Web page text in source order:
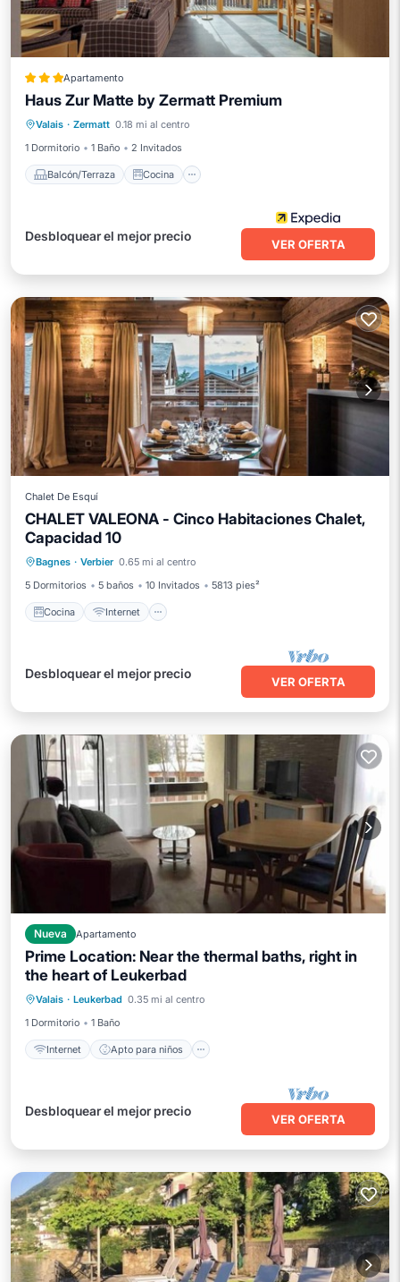
Apartamento
Haus Zur Matte by Zermatt Premium
Valais · Zermatt 0.18 mi al centro
1 Dormitorio
1 Baño 2 Invitados
Balcón/Terraza Cocina
Balcón/Terraza Cocina
Internet
Apto para niños
Desbloquear el mejor precio
VER OFERTA
Chalet De Esquí
CHALET VALEONA - Cinco Habitaciones Chalet,
Capacidad 10
Bagnes · Verbier 0.65 mi al centro
5 Dormitorios
5 baños 10 Invitados 5813 pies²
Cocina Internet
Cocina
TV
Desbloquear el mejor precio
VER OFERTA
Nueva Apartamento
Prime Location: Near the thermal baths, right in
the heart of Leukerbad
Valais · Leukerbad 0.35 mi al centro
1 Dormitorio
1 Baño
Internet Apto para niños
Internet Apto para niños
Ropa de cama
Desbloquear el mejor precio
VER OFERTA